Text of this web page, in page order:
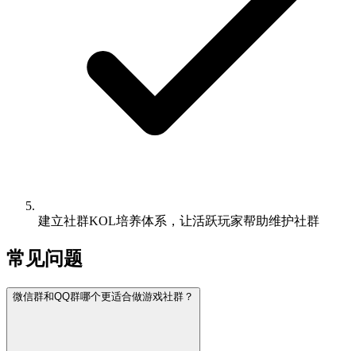
建立社群KOL培养体系，让活跃玩家帮助维护社群
常见问题
微信群和QQ群哪个更适合做游戏社群？